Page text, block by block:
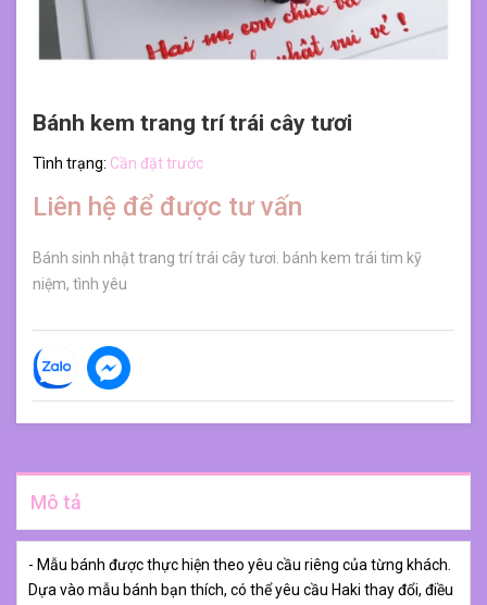
Bánh kem trang trí trái cây tươi
Tình trạng: Cần đặt trước
Liên hệ để được tư vấn
Bánh sinh nhật trang trí trái cây tươi. bánh kem trái tim kỹ
niệm, tình yêu
Mô tả
- Mẫu bánh được thực hiện theo yêu cầu riêng của từng khách.
Dựa vào mẫu bánh bạn thích, có thể yêu cầu Haki thay đổi, điều